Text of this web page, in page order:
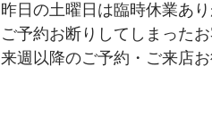
昨日の土曜日は臨時休業あ
ご予約お断りしてしまった
来週以降のご予約・ご来店